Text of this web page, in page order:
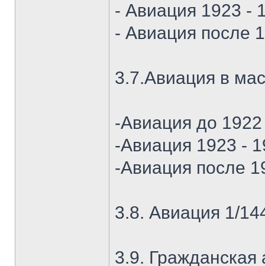
- Авиация 1923 -
- Авиация после
3.7.Авиация в
-Авиация до 1922
-Авиация 1923 -
-Авиация после
3.8. Авиация 1/
3.9.